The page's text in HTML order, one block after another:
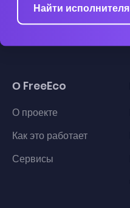
Найти исполнителя
О FreeEco
О проекте
Как это работает
Сервисы